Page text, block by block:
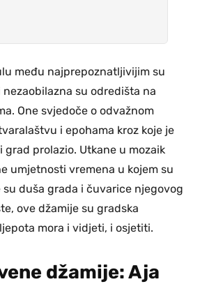
među najprepoznatljivijim su
su odredišta na
One svjedoče o odvažnom
i epohama kroz koje je
prolazio. Utkane u mozaik
umjetnosti vremena u kojem su
su duša grada i čuvarice njegovog
ove džamije su gradska
mora i vidjeti, i osjetiti.
džamije: Aja